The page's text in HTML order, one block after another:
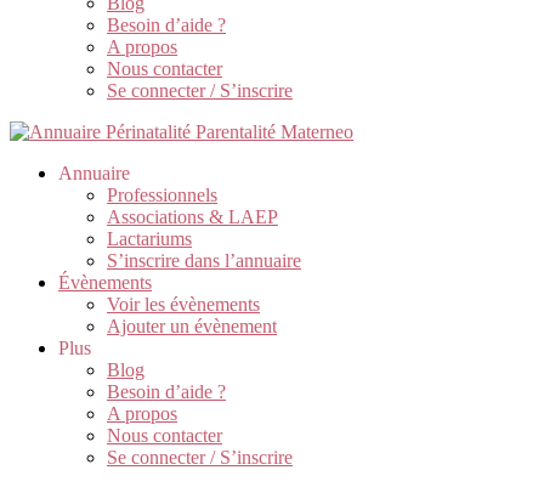
Besoin d’aide ?
A propos
Nous contacter
Se connecter / S’inscrire
Annuaire
Professionnels
Associations & LAEP
Lactariums
S’inscrire dans l’annuaire
Évènements
Voir les évènements
Ajouter un évènement
Plus
Blog
Besoin d’aide ?
A propos
Nous contacter
Se connecter / S’inscrire